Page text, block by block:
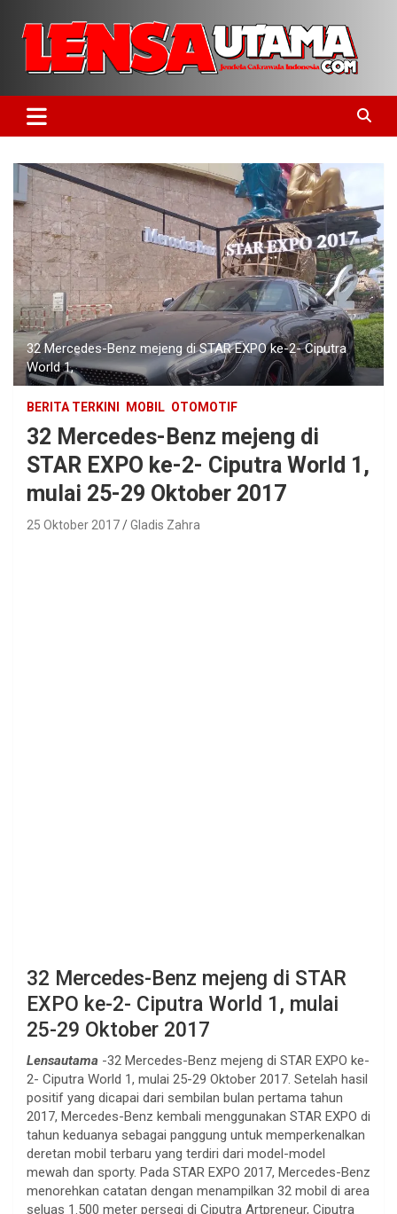
LensaUtama
32 Mercedes-Benz mejeng di STAR EXPO ke-2- Ciputra
World 1,
BERITA TERKINI MOBIL OTOMOTIF
32 Mercedes-Benz mejeng di
STAR EXPO ke-2- Ciputra World 1,
mulai 25-29 Oktober 2017
25 Oktober 2017 Gladis Zahra
32 Mercedes-Benz mejeng di STAR
EXPO ke-2- Ciputra World 1, mulai
25-29 Oktober 2017
Lensautama -32 Mercedes-Benz mejeng di STAR EXPO ke-
2- Ciputra World 1, mulai 25-29 Oktober 2017. Setelah hasil
positif yang dicapai dari sembilan bulan pertama tahun
2017, Mercedes-Benz kembali menggunakan STAR EXPO di
tahun keduanya sebagai panggung untuk memperkenalkan
deretan mobil terbaru yang terdiri dari model-model
mewah dan sporty. Pada STAR EXPO 2017, Mercedes-Benz
menorehkan catatan dengan menampilkan 32 mobil di area
seluas 1.500 meter persegi di Ciputra Artpreneur, Ciputra